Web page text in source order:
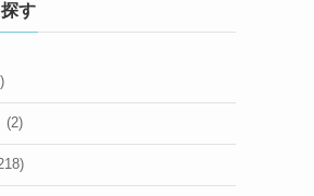
す
(2)